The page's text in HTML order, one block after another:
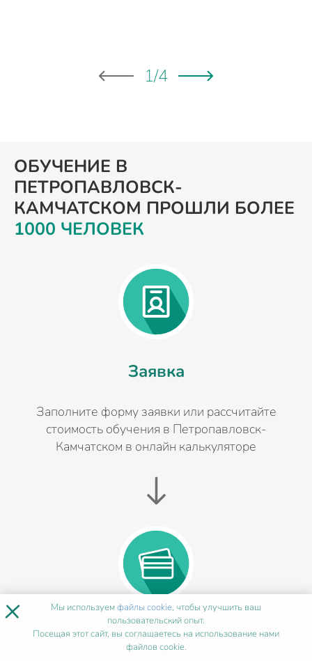
1/4
ОБУЧЕНИЕ В
ПЕТРОПАВЛОВСК-
КАМЧАТСКОМ ПРОШЛИ БОЛЕЕ
1000 ЧЕЛОВЕК
Заявка
Заполните форму заявки или рассчитайте
стоимость обучения в Петропавловск-
Камчатском в онлайн калькуляторе
Оплата
× Мы используемфайлы cookie, чтобы улучшить ваш
пользовательский опыт.
Посещая этот сайт, вы соглашаетесь на использование нами
файлов cookie.